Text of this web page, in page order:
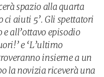
spazio alla quarta
ci aiuti 5’. Gli spettatori
all’ottavo episodio
e ‘L’ultimo
insieme a un
la novizia riceverà una